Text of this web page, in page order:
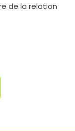
de la relation